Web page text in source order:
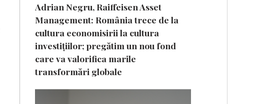
Adrian Negru, Raiffeisen Asset
Management: România trece de la
cultura economisirii la cultura
investițiilor; pregătim un nou fond
care va valorifica marile
transformări globale